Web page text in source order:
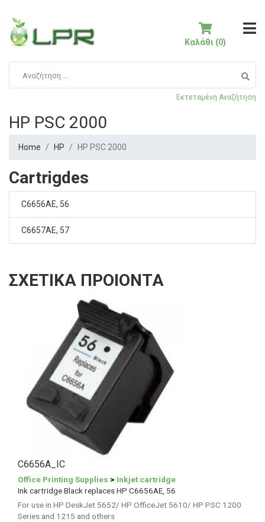
Εκτεταμένη Αναζήτηση
Καλάθι (0)
HP PSC 2000
Home HP HP PSC 2000
Cartrigdes
C6656AE, 56
C6657AE, 57
ΣΧΕΤΙΚΑ ΠΡΟΙΟΝΤΑ
C6656A_IC
Office Printing Supplies > Inkjet cartridge
Ink cartridge Black replaces HP C6656AE, 56
For use in HP DeskJet 5652/ HP OfficeJet 5610/ HP PSC 1200
Series and 1215 and others